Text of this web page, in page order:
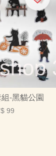
-黑貓公園
99